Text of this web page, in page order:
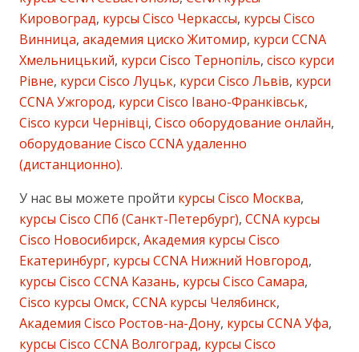
Кировоград, курсы Cisco Черкассы, курсы Cisco
Винница, академия циско Житомир, курси CCNA
Хмельницький, курси Cisco Тернопіль, cisco курси
Рівне, курси Cisco Луцьк, курси Cisco Львів, курси
CCNA Ужгород, курси Cisco Івано-Франківськ,
Cisco курси Чернівці, Cisco оборудование онлайн,
оборудование Cisco CCNA удаленно
(дистанционно).
У нас вы можете пройти курсы Cisco Москва,
курсы Cisco СПб (Санкт-Петербург), CCNA курсы
Cisco Новосибирск, Академия курсы Cisco
Екатеринбург, курсы CCNA Нижний Новгород,
курсы Cisco CCNA Казань, курсы Cisco Самара,
Cisco курсы Омск, CCNA курсы Челябинск,
Академия Cisco Ростов-на-Дону, курсы CCNA Уфа,
курсы Cisco CCNA Волгоград, курсы Cisco